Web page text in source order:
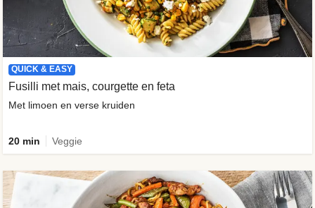
QUICK & EASY
Fusilli met mais, courgette en feta
Met limoen en verse kruiden
20 min Veggie